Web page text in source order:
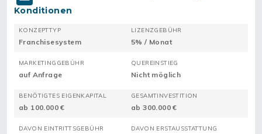
Konditionen
KONZEPTTYP
Franchisesystem
LIZENZGEBÜHR
5% / Monat
MARKETINGGEBÜHR
auf Anfrage
QUEREINSTIEG
Nicht möglich
BENÖTIGTES EIGENKAPITAL
ab 100.000 €
GESAMTINVESTITION
ab 300.000 €
DAVON EINTRITTSGEBÜHR DAVON ERSTAUSSTATTUNG